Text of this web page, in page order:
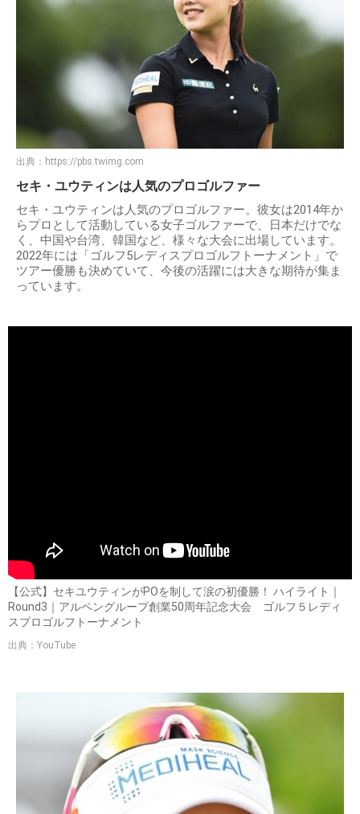
出典： https://pbs.twimg.com
セキ・ユウティンは人気のプロゴルファー
セキ・ユウティンは人気のプロゴルファー。彼女は2014年か
らプロとして活動している女子ゴルファーで、日本だけでな
く、中国や台湾、韓国など、様々な大会に出場しています。
2022年には「ゴルフ5レディスプロゴルフトーナメント」で
ツアー優勝も決めていて、今後の活躍には大きな期待が集ま
っています。
【公式】セキユウティンがPOを制して涙の初優勝！ ハイライト｜
Round3｜アルペングループ創業50周年記念大会 ゴルフ５レディ
スプロゴルフトーナメント
出典：YouTube